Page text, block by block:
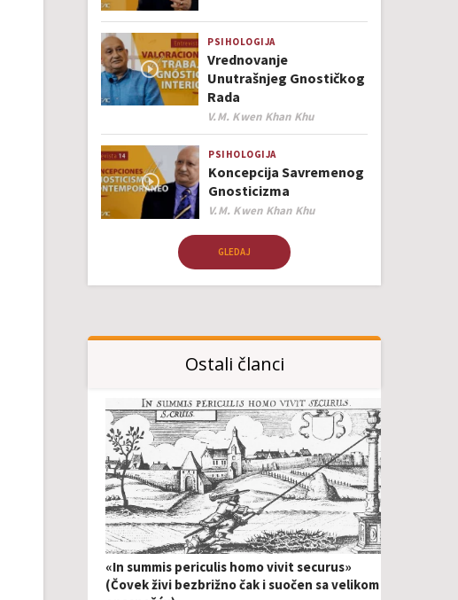
PSIHOLOGIJA
Vrednovanje
Unutrašnjeg Gnostičkog
Rada
Author
V.M. Kwen Khan Khu
PSIHOLOGIJA
Koncepcija Savremenog
Gnosticizma
Author
V.M. Kwen Khan Khu
GLEDAJ
Ostali članci
«In summis periculis homo vivit securus»
(Čovek živi bezbrižno čak i suočen sa velikom